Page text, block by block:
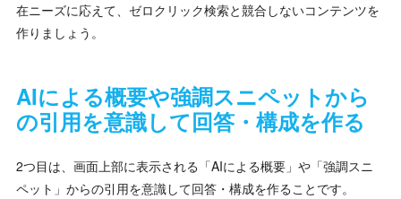
在ニーズに応えて、ゼロクリック検索と競合しないコンテンツを
作りましょう。
AIによる概要や強調スニペットから
の引用を意識して回答・構成を作る
2つ目は、画面上部に表示される「AIによる概要」や「強調スニ
ペット」からの引用を意識して回答・構成を作ることです。